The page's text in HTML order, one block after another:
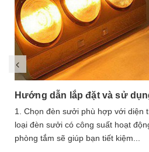
Hướng dẫn lắp đặt và sử
1. Chọn đèn sưởi phù hợp với diện
loại đèn sưởi có công suất hoạt
phòng tắm sẽ giúp bạn tiết kiệm...